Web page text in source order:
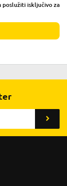
poslužiti isključivo za